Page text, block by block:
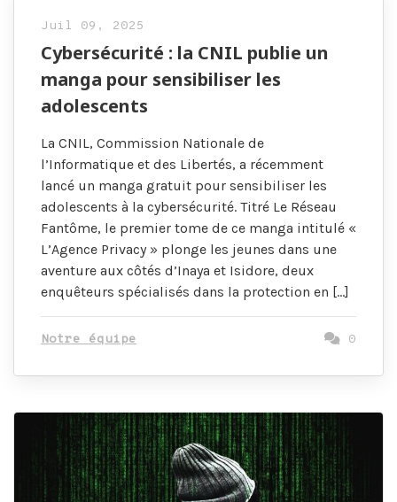
Juil 09, 2025
Cybersécurité : la CNIL publie un
manga pour sensibiliser les
adolescents
La CNIL, Commission Nationale de
l’Informatique et des Libertés, a récemment
lancé un manga gratuit pour sensibiliser les
adolescents à la cybersécurité. Titré Le Réseau
Fantôme, le premier tome de ce manga intitulé «
L’Agence Privacy » plonge les jeunes dans une
aventure aux côtés d’Inaya et Isidore, deux
enquêteurs spécialisés dans la protection en […]
Notre équipe 0